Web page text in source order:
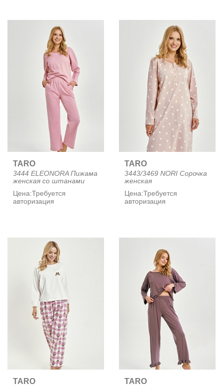
TARO
3444 ELEONORA Пижама
женская со штанами
Цена:Требуется
авторизация
TARO
3443/3469 NORI Сорочка
женская
Цена:Требуется
авторизация
TARO TARO